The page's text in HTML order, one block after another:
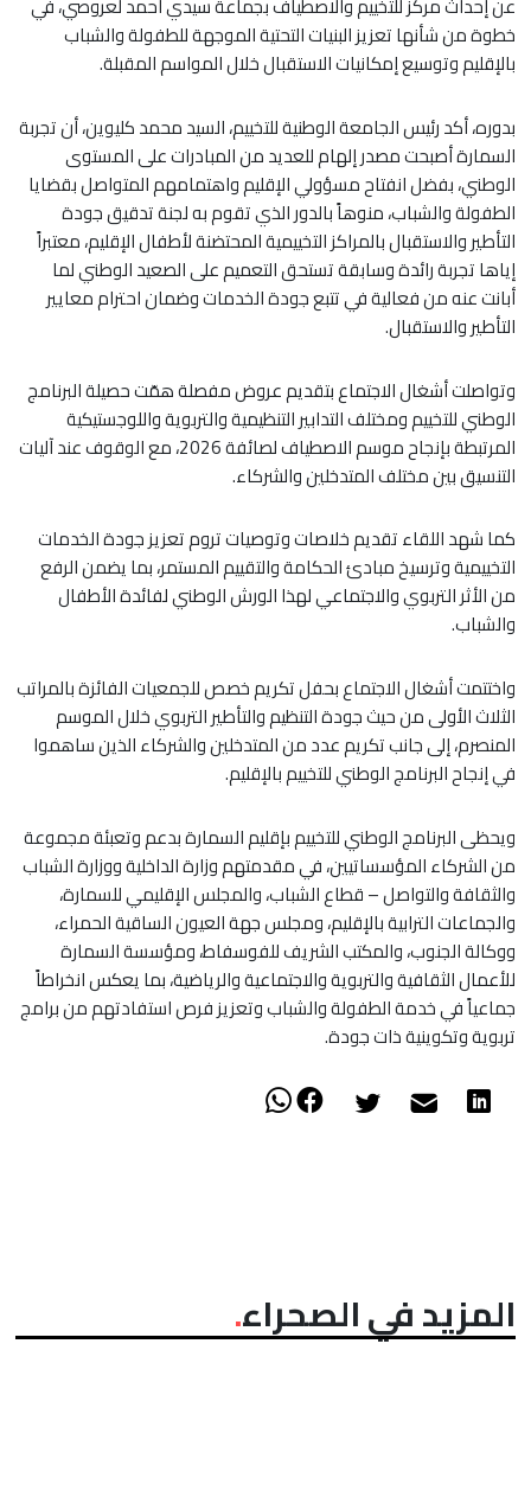
خطوة من شأنها تعزيز البنيات التحتية الموجهة للطفولة والشباب
بالإقليم وتوسيع إمكانيات الاستقبال خلال المواسم المقبلة.
بدوره، أكد رئيس الجامعة الوطنية للتخييم، السيد محمد كليوين، أن تجربة
السمارة أصبحت مصدر إلهام للعديد من المبادرات على المستوى
الوطني، بفضل انفتاح مسؤولي الإقليم واهتمامهم المتواصل بقضايا
الطفولة والشباب، منوهاً بالدور الذي تقوم به لجنة تدقيق جودة
التأطير والاستقبال بالمراكز التخييمية المحتضنة لأطفال الإقليم، معتبراً
إياها تجربة رائدة وسابقة تستحق التعميم على الصعيد الوطني لما
أبانت عنه من فعالية في تتبع جودة الخدمات وضمان احترام معايير
التأطير والاستقبال.
وتواصلت أشغال الاجتماع بتقديم عروض مفصلة همّت حصيلة البرنامج
الوطني للتخييم ومختلف التدابير التنظيمية والتربوية واللوجستيكية
المرتبطة بإنجاح موسم الاصطياف لصائفة 2026، مع الوقوف عند آليات
التنسيق بين مختلف المتدخلين والشركاء.
كما شهد اللقاء تقديم خلاصات وتوصيات تروم تعزيز جودة الخدمات
التخييمية وترسيخ مبادئ الحكامة والتقييم المستمر، بما يضمن الرفع
من الأثر التربوي والاجتماعي لهذا الورش الوطني لفائدة الأطفال
والشباب.
واختتمت أشغال الاجتماع بحفل تكريم خصص للجمعيات الفائزة بالمراتب
الثلاث الأولى من حيث جودة التنظيم والتأطير التربوي خلال الموسم
المنصرم، إلى جانب تكريم عدد من المتدخلين والشركاء الذين ساهموا
في إنجاح البرنامج الوطني للتخييم بالإقليم.
ويحظى البرنامج الوطني للتخييم بإقليم السمارة بدعم وتعبئة مجموعة
من الشركاء المؤسساتيين، في مقدمتهم وزارة الداخلية ووزارة الشباب
والثقافة والتواصل – قطاع الشباب، والمجلس الإقليمي للسمارة،
والجماعات الترابية بالإقليم، ومجلس جهة العيون الساقية الحمراء،
ووكالة الجنوب، والمكتب الشريف للفوسفاط، ومؤسسة السمارة
للأعمال الثقافية والتربوية والاجتماعية والرياضية، بما يعكس انخراطاً
جماعياً في خدمة الطفولة والشباب وتعزيز فرص استفادتهم من برامج
تربوية وتكوينية ذات جودة.
المزيد في الصحراء